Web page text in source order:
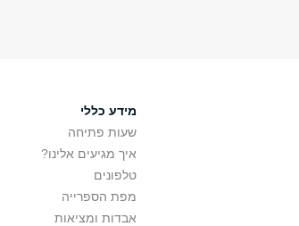
מידע כללי
שעות פתיחה
איך מגיעים אלינו?
טלפונים
מפת הספרייה
אבדות ומציאות